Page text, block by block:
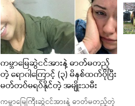
ကမ္ဘာမြေဆွဲငင်အားနဲ့ ဓာတ်မတည့်
တဲ့ ရောဂါကြောင့် (၃) မိနစ်ထက်ပိုပြီး
မတ်တပ်မရပ်နိုင်တဲ့ အမျိုးသမီး
ကမ္ဘာမြေကြီးဆွဲငင်အားနဲ့ ဓာတ်မတည့်တဲ့